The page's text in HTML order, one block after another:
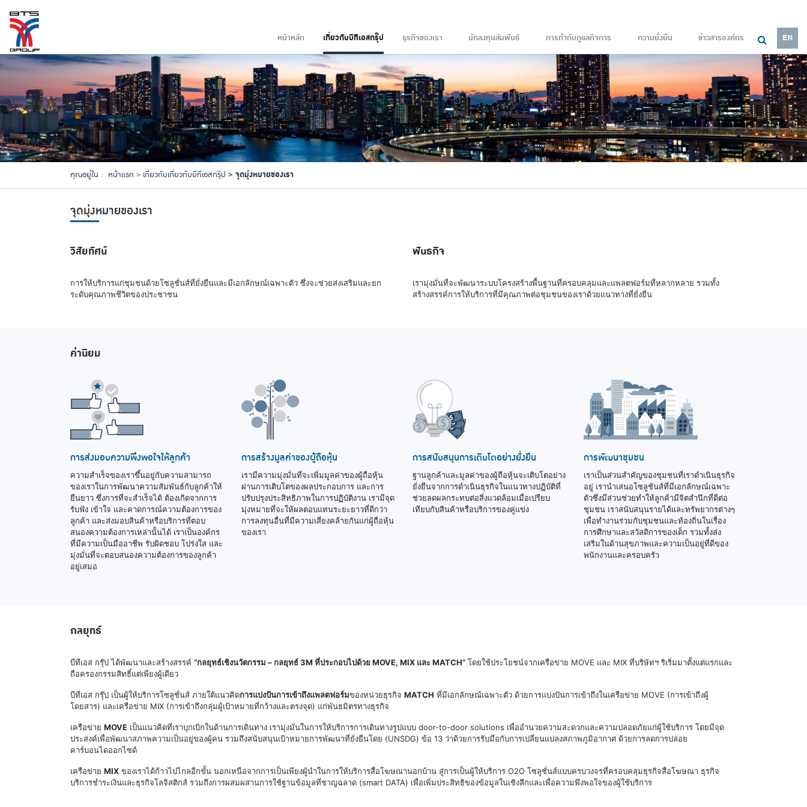
หน้าหลัก เกี่ยวกับบีทีเอสกรุ๊ป ธุรกิจของเรา นักลงทุนสัมพันธ์ การกำกับดูแลกิจการ ความยั่งยืน ข่าวสารองค์กร EN
คุณอยู่ใน : หน้าแรก เกี่ยวกับเกี่ยวกับบีทีเอสกรุ๊ป จุดมุ่งหมายของเรา
จุดมุ่งหมายของเรา
วิสัยทัศน์
การให้บริการแก่ชุมชนด้วยโซลูชั่นส์ที่ยั่งยืนและมีเอกลักษณ์เฉพาะตัว ซึ่งจะช่วยส่งเสริมและยก
ระดับคุณภาพชีวิตของประชาชน
พันธกิจ
เรามุ่งมั่นที่จะพัฒนาระบบโครงสร้างพื้นฐานที่ครอบคลุมและแพลตฟอร์มที่หลากหลาย รวมทั้ง
สร้างสรรค์การให้บริการที่มีคุณภาพต่อชุมชนของเราด้วยแนวทางที่ยั่งยืน
ค่านิยม
การส่งมอบความพึงพอใจให้ลูกค้า
ความสำเร็จของเราขึ้นอยู่กับความสามารถ
ของเราในการพัฒนาความสัมพันธ์กับลูกค้าให้
ยืนยาว ซึ่งการที่จะสำเร็จได้ ต้องเกิดจากการ
รับฟัง เข้าใจ และคาดการณ์ความต้องการของ
ลูกค้า และส่งมอบสินค้าหรือบริการที่ตอบ
สนองความต้องการเหล่านั้นได้ เราเป็นองค์กร
ที่มีความเป็นมืออาชีพ รับผิดชอบ โปร่งใส และ
มุ่งมั่นที่จะตอบสนองความต้องการของลูกค้า
อยู่เสมอ
การสร้างมูลค่าของผู้ถือหุ้น
เรามีความมุ่งมั่นที่จะเพิ่มมูลค่าของผู้ถือหุ้น
ผ่านการเติบโตของผลประกอบการ และการ
ปรับปรุงประสิทธิภาพในการปฏิบัติงาน เรามีจุด
มุ่งหมายที่จะให้ผลตอบแทนระยะยาวที่ดีกว่า
การลงทุนอื่นที่มีความเสี่ยงคล้ายกันแก่ผู้ถือหุ้น
ของเรา
การสนับสนุนการเติบโตอย่างยั่งยืน
ฐานลูกค้าและมูลค่าของผู้ถือหุ้นจะเติบโตอย่าง
ยั่งยืนจากการดำเนินธุรกิจในแนวทางปฏิบัติที่
ช่วยลดผลกระทบต่อสิ่งแวดล้อมเมื่อเปรียบ
เทียบกับสินค้าหรือบริการของคู่แข่ง
การพัฒนาชุมชน
เราเป็นส่วนสำคัญของชุมชนที่เราดำเนินธุรกิจ
อยู่ เรานำเสนอโซลูชันส์ที่มีเอกลักษณ์เฉพาะ
ตัวซึ่งมีส่วนช่วยทำให้ลูกค้ามีจิตสำนึกที่ดีต่อ
ชุมชน เราสนับสนุนรายได้และทรัพยากรต่างๆ
เพื่อทำงานร่วมกับชุมชนและท้องถิ่นในเรื่อง
การศึกษาและสวัสดิการของเด็ก รวมทั้งส่ง
เสริมในด้านสุขภาพและความเป็นอยู่ที่ดีของ
พนักงานและครอบครัว
กลยุทธ์
บีทีเอส กรุ๊ป ได้พัฒนาและสร้างสรรค์ “กลยุทธ์เชิงนวัตกรรม – กลยุทธ์ 3M ที่ประกอบไปด้วย MOVE, MIX และ MATCH” โดยใช้ประโยชน์จากเครือข่าย MOVE และ MIX ที่บริษัทฯ ริเริ่มมาตั้งแต่แรกและ
ถือครองกรรมสิทธิ์แต่เพียงผู้เดียว
บีทีเอส กรุ๊ป เป็นผู้ให้บริการโซลูชั่นส์ ภายใต้แนวคิดการแบ่งปันการเข้าถึงแพลตฟอร์มของหน่วยธุรกิจ MATCH ที่มีเอกลักษณ์เฉพาะตัว ด้วยการแบ่งปันการเข้าถึงในเครือข่าย MOVE (การเข้าถึงผู้
โดยสาร) และเครือข่าย MIX (การเข้าถึงกลุ่มผู้เป้าหมายที่กว้างและตรงจุด) แก่พันธมิตรทางธุรกิจ
เครือข่าย MOVE เป็นแนวคิดที่เราบุกเบิกในด้านการเดินทาง เรามุ่งมั่นในการให้บริการการเดินทางรูปแบบ door-to-door solutions เพื่ออำนวยความสะดวกและความปลอดภัยแก่ผู้ใช้บริการ โดยมีจุด
ประสงค์เพื่อพัฒนาสภาพความเป็นอยู่ของผู้คน รวมถึงสนับสนุนเป้าหมายการพัฒนาที่ยั่งยืนโดย (UNSDG) ข้อ 13 ว่าด้วยการรับมือกับการเปลี่ยนแปลงสภาพภูมิอากาศ ด้วยการลดการปล่อย
คาร์บอนไดออกไซด์
เครือข่าย MIX ของเราได้ก้าวไปไกลอีกขั้น นอกเหนือจากการเป็นเพียงผู้นำในการให้บริการสื่อโฆษณานอกบ้าน สู่การเป็นผู้ให้บริการ O2O โซลูชั่นส์แบบครบวงจรที่ครอบคลุมธุรกิจสื่อโฆษณา ธุรกิจ
บริการชำระเงินและธุรกิจโลจิสติกส์ รวมถึงการผสมผสานการใช้ฐานข้อมูลที่ชาญฉลาด (smart DATA) เพื่อเพิ่มประสิทธิของข้อมูลในเชิงลึกและเพื่อความพึงพอใจของผู้ใช้บริการ